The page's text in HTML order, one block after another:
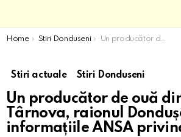
You are here:
Home Stiri Donduseni Un producător de ouă din satul Târnova, raionul Dondușeni respinge informațiile ANSA privind marfa sa
Stiri actuale Stiri Donduseni
Un producător de ouă
Târnova, raionul
informațiile ANSA